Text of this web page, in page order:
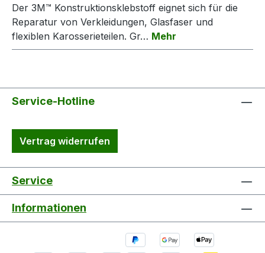
Der 3M™ Konstruktionsklebstoff eignet sich für die
Reparatur von Verkleidungen, Glasfaser und
flexiblen Karosserieteilen. Gr… Mehr
Service-Hotline
Vertrag widerrufen
Service
Informationen